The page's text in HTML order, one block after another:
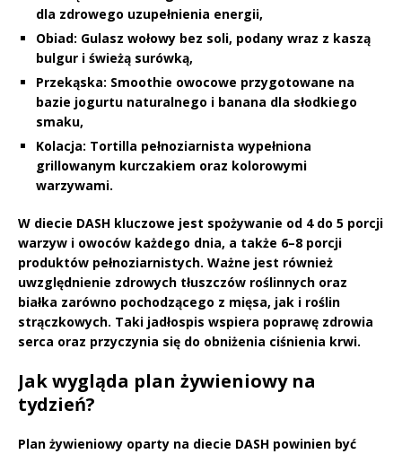
dla zdrowego uzupełnienia energii,
Obiad: Gulasz wołowy bez soli, podany wraz z kaszą
bulgur i świeżą surówką,
Przekąska: Smoothie owocowe przygotowane na
bazie jogurtu naturalnego i banana dla słodkiego
smaku,
Kolacja: Tortilla pełnoziarnista wypełniona
grillowanym kurczakiem oraz kolorowymi
warzywami.
W diecie DASH kluczowe jest spożywanie od 4 do 5 porcji
warzyw i owoców każdego dnia, a także 6–8 porcji
produktów pełnoziarnistych. Ważne jest również
uwzględnienie zdrowych tłuszczów roślinnych oraz
białka zarówno pochodzącego z mięsa, jak i roślin
strączkowych. Taki jadłospis wspiera poprawę zdrowia
serca oraz przyczynia się do obniżenia ciśnienia krwi.
Jak wygląda plan żywieniowy na
tydzień?
Plan żywieniowy oparty na diecie DASH powinien być